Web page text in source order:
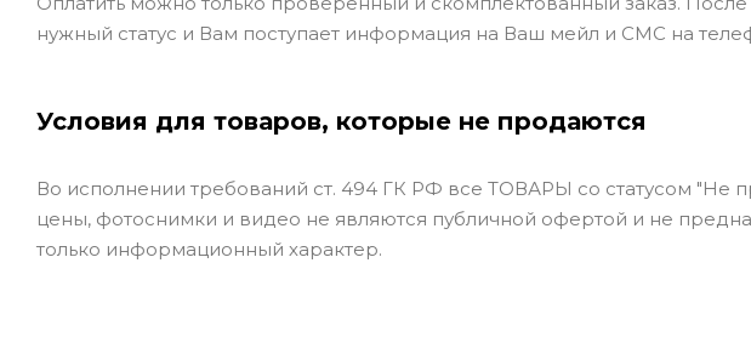
нужный статус и Вам поступает информация на Ваш мейл и СМС на
Условия для товаров, которые не продаются
Во исполнении требований ст. 494 ГК РФ все ТОВАРЫ со статусом "Не
цены, фотоснимки и видео не являются публичной офертой и не
только информационный характер.